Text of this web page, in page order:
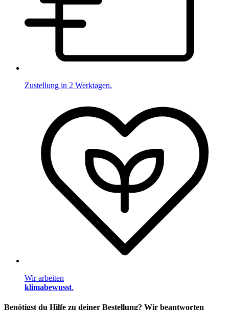
Zustellung in 2 Werktagen.
Wir arbeiten
klimabewusst.
Benötigst du Hilfe zu deiner Bestellung? Wir beantworten